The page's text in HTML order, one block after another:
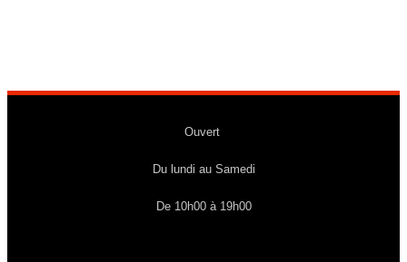
Ouvert
Du lundi au Samedi
De 10h00 à 19h00